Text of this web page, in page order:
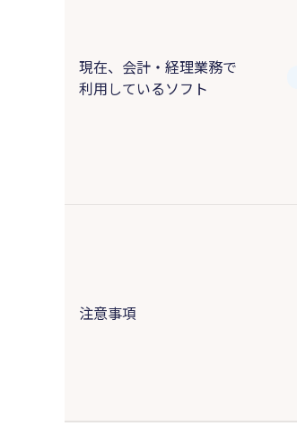
現在、会計・経理業務で
利用しているソフト
注意事項